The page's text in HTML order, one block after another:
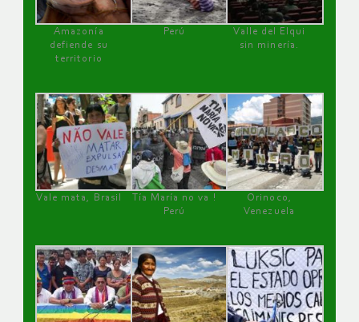
Amazonía
defiende su
territorio
Perú
Valle del Elqui
sin minería.
Vale mata, Brasil
Tía María no va !
Perú
Orinoco,
Venezuela